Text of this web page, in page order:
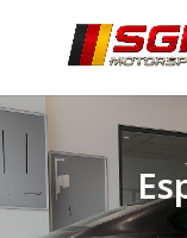
[/et_pb_slide]